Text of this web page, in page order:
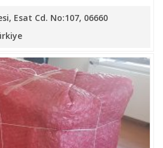
Esat Cd. No:107, 06660